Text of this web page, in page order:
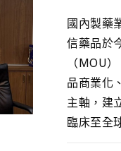
國內製藥
信藥品於
（MOU
品商業化
主軸，建
臨床至全